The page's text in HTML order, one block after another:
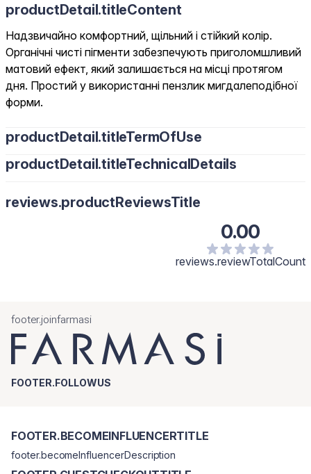
productDetail.titleContent
Надзвичайно комфортний, щільний і стійкий колір.
Органічні чисті пігменти забезпечують приголомшливий
матовий ефект, який залишається на місці протягом
дня. Простий у використанні пензлик мигдалеподібної
форми.
productDetail.titleTermOfUse
productDetail.titleTechnicalDetails
reviews.productReviewsTitle
0.00
reviews.reviewTotalCount
footer.joinfarmasi
FOOTER.FOLLOWUS
FOOTER.BECOMEINFLUENCERTITLE
footer.becomeInfluencerDescription